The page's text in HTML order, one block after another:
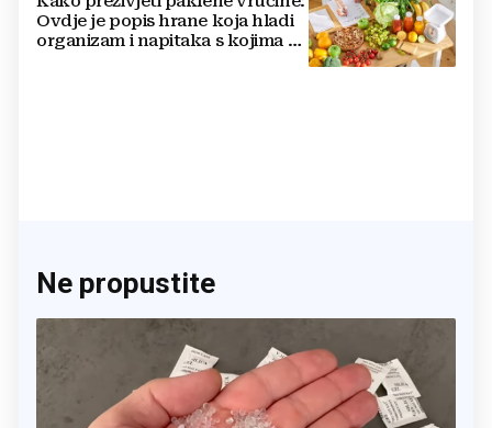
Ovdje je popis hrane koja hladi
organizam i napitaka s kojima si
Ne propustite